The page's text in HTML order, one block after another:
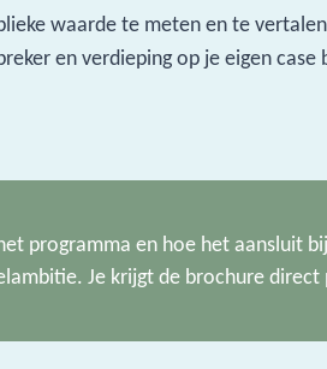
waarde te meten en te
en verdieping op je eigen
programma en hoe het aansluit
Je krijgt de brochure direct